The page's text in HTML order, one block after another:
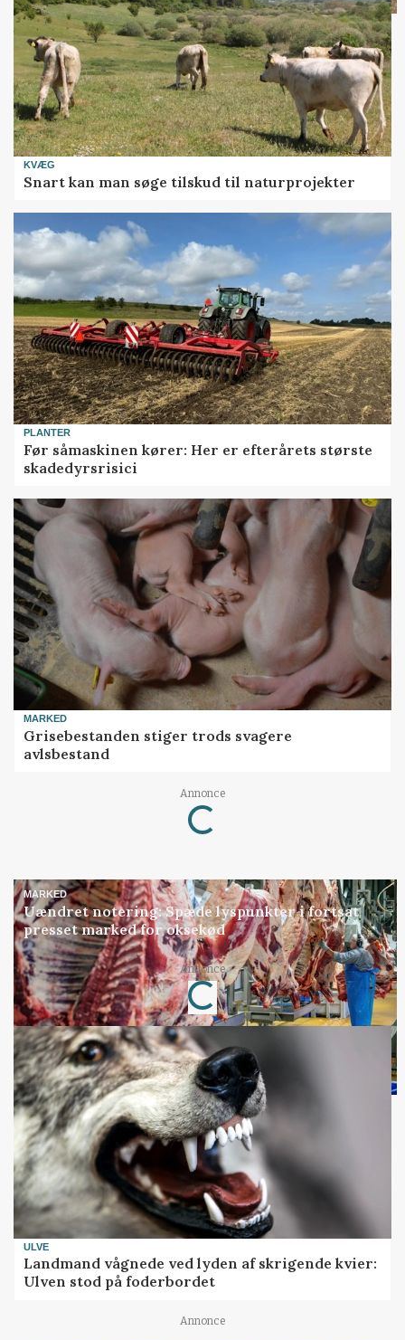
KVÆG
Snart kan man søge tilskud til naturprojekter
PLANTER
Før såmaskinen kører: Her er efterårets største
skadedyrsrisici
MARKED
Grisebestanden stiger trods svagere
avlsbestand
Annonce
Loading...
MARKED
Uændret notering: Spæde lyspunkter i fortsat
presset marked for oksekød
Annonce
Loading...
ULVE
Landmand vågnede ved lyden af skrigende kvier:
Ulven stod på foderbordet
Annonce